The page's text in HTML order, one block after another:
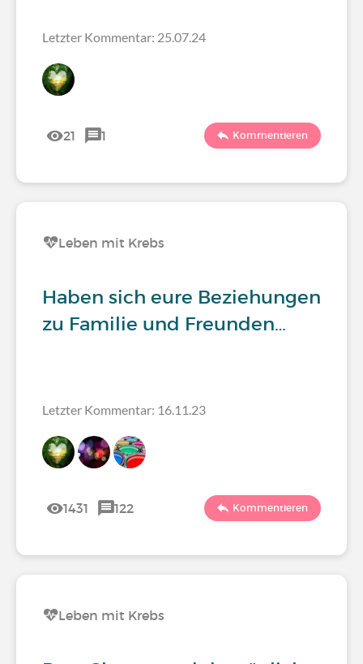
Letzter Kommentar: 25.07.24
21 1 Kommentieren
Leben mit Krebs
Haben sich eure Beziehungen
zu Familie und Freunden…
Letzter Kommentar: 16.11.23
1431 122 Kommentieren
Leben mit Krebs